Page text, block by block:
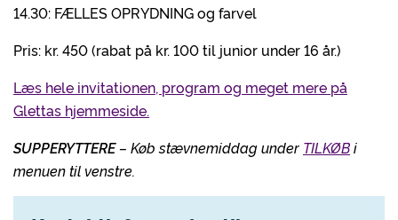
14.30: FÆLLES OPRYDNING og farvel
Pris: kr. 450 (rabat på kr. 100 til junior under 16 år.)
Læs hele invitationen, program og meget mere på
Glettas hjemmeside.
SUPPERYTTERE– Køb stævnemiddag under TILKØBi
menuen til venstre.